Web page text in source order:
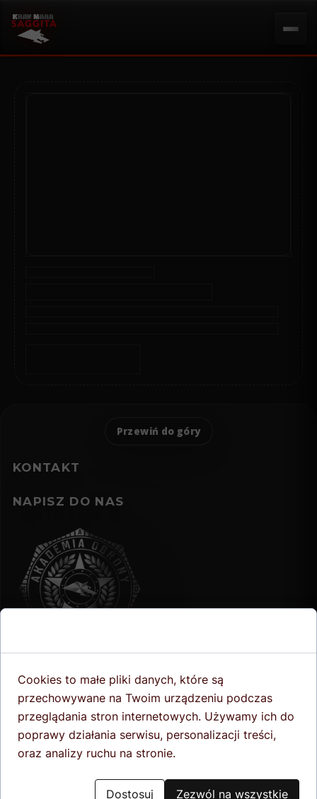
Przewiń do góry
KONTAKT
NAPISZ DO NAS
DANE KONTAKTOWE
ZADZWOŃ: 510 930 460
Napisz maila: biuro@akademiaobrony.pl
Pl. Św. Małgorzaty 1-2
58-100 Świdnica, Polska
Cookies to małe pliki danych, które są
przechowywane na Twoim urządzeniu podczas
przeglądania stron internetowych. Używamy ich do
poprawy działania serwisu, personalizacji treści,
oraz analizy ruchu na stronie.
Dostosuj Zezwól na wszystkie